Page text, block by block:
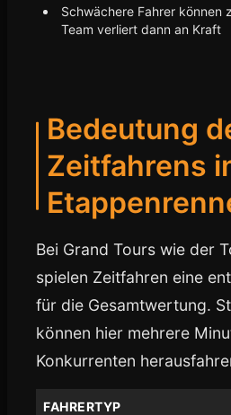
Schwächere Fahrer können
Team verliert dann an Kraft
Bedeutung
Zeitfahrens
Bei Grand Tours wie der
spielen Zeitfahren eine
für die Gesamtwertung.
können hier mehrere
Konkurrenten
FAHRERTYP